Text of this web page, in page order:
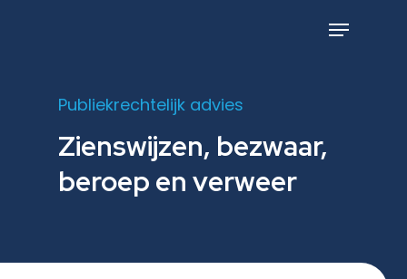
Menu
Publiekrechtelijk advies
Zienswijzen, bezwaar,
beroep en verweer